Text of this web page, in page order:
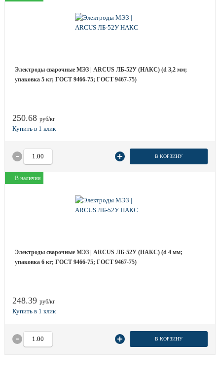
Электроды сварочные МЭЗ | ARCUS ЛБ-52У (НАКС) (d 3,2 мм;
упаковка 5 кг; ГОСТ 9466-75; ГОСТ 9467-75)
250.68 руб/кг
В КОРЗИНУ
В наличии
Электроды сварочные МЭЗ | ARCUS ЛБ-52У (НАКС) (d 4 мм;
упаковка 6 кг; ГОСТ 9466-75; ГОСТ 9467-75)
248.39 руб/кг
В КОРЗИНУ